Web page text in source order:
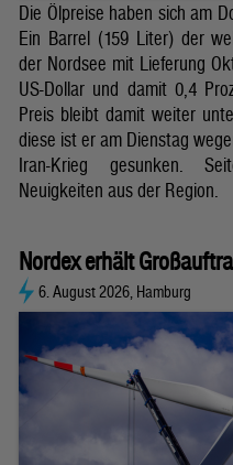
Die Ölpreise haben sich am
Ein Barrel (159 Liter) der
der Nordsee mit Lieferung
US-Dollar und damit 0,4
Preis bleibt damit weiter
diese ist er am Dienstag
Iran-Krieg gesunken.
Neuigkeiten aus der Region.
Nordex erhält
6. August 2026, Hamburg